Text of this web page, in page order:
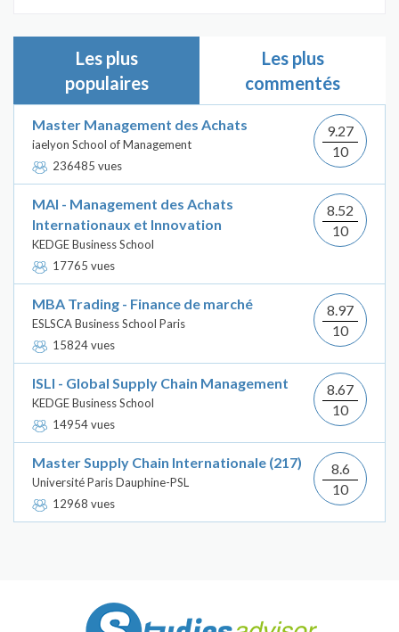
Les plus
populaires
Les plus
commentés
Master Management des Achats
iaelyon School of Management
236485 vues
9.27
10
MAI - Management des Achats
Internationaux et Innovation
KEDGE Business School
17765 vues
8.52
10
MBA Trading - Finance de marché
ESLSCA Business School Paris
15824 vues
8.97
10
ISLI - Global Supply Chain Management
KEDGE Business School
14954 vues
8.67
10
Master Supply Chain Internationale (217)
Université Paris Dauphine-PSL
12968 vues
8.6
10